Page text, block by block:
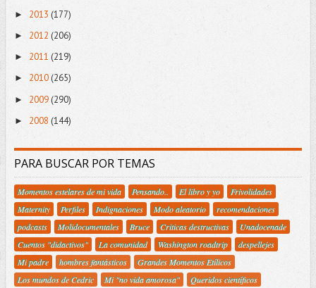
► 2013 (177)
► 2012 (206)
► 2011 (219)
► 2010 (265)
► 2009(290)
► 2008 (144)
PARA BUSCAR POR TEMAS
Momentos estelares de mi vida Pensando.. El libro y yo
Frivolidades
Maternity
Perfiles Indignaciones Modo aleatorio
recomendaciones
podcasts
Molidocumentales Bruce Criticas destructivas
Unadocenade
Cuentos "didactivos"
La comunidad Washington roadtrip
despellejes
Mi padre
hombres fantásticos
Grandes Momentos Etílicos
Los mundos de Cedric
Mi "no vida amorosa"
Queridos científicos